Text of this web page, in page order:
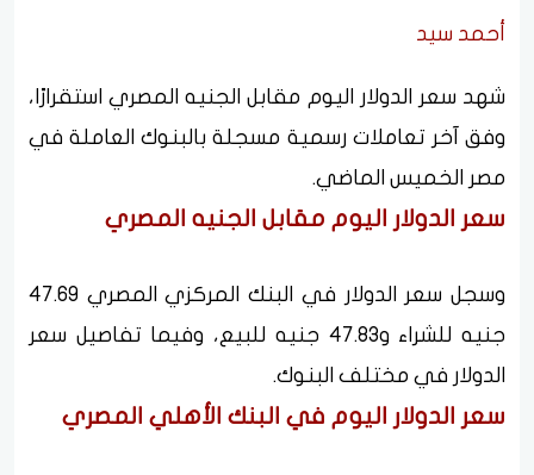
أحمد سيد
شهد سعر الدولار اليوم مقابل الجنيه المصري استقرارًا،
وفق آخر تعاملات رسمية مسجلة بالبنوك العاملة في
مصر الخميس الماضي.
سعر الدولار اليوم مقابل الجنيه المصري
وسجل سعر الدولار في البنك المركزي المصري 47.69
جنيه للشراء و47.83 جنيه للبيع، وفيما تفاصيل سعر
الدولار في مختلف البنوك.
سعر الدولار اليوم في البنك الأهلي المصري